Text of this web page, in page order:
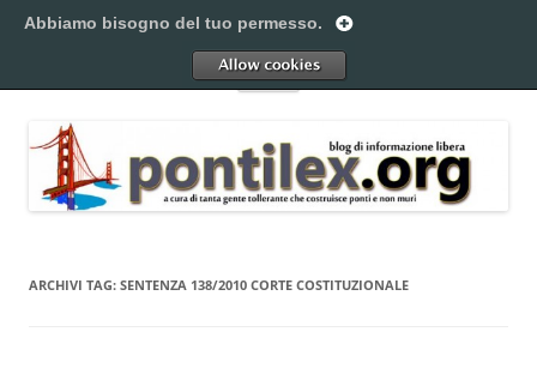
al
Pontilex
Menu
ARCHIVI TAG: SENTENZA 138/2010 CORTE COSTITUZIONALE
Abbiamo bisogno del tuo permesso.